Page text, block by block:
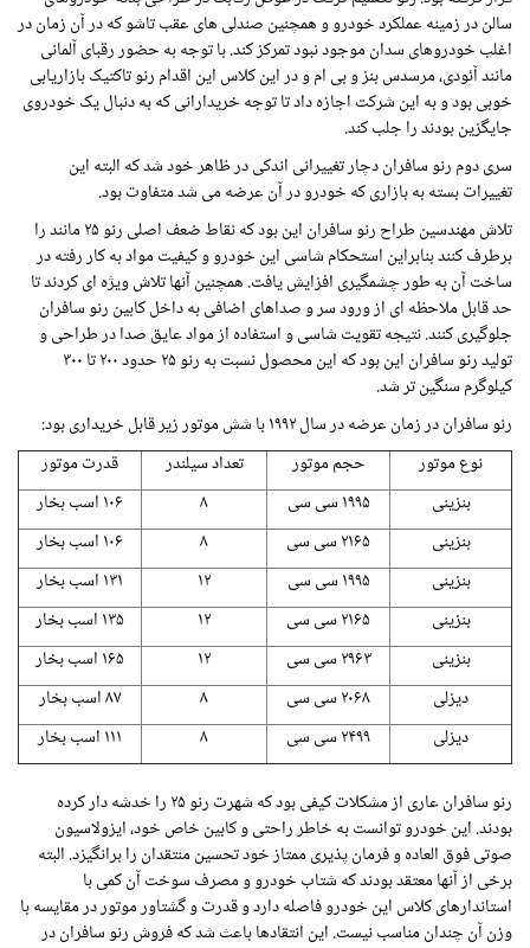
سالن در زمینه عملکرد خودرو و همچنین صندلی های عقب تاشو که در آن زمان در
اغلب خودروهای سدان موجود نبود تمرکز کند. با توجه به حضور رقبای آلمانی
مانند آئودی، مرسدس بنز و بی ام و در این کلاس این اقدام رنو تاکتیک بازاریابی
خوبی بود و به این شرکت اجازه داد تا توجه خریدارانی که به دنبال یک خودروی
جایگزین بودند را جلب کند.
سری دوم رنو سافران دچار تغییرانی اندکی در ظاهر خود شد که البته این
تغییرات بسته به بازاری که خودرو در آن عرضه می شد متفاوت بود.
تلاش مهندسین طراح رنو سافران این بود که نقاط ضعف اصلی رنو ۲۵ مانند را
برطرف کنند بنابراین استحکام شاسی این خودرو و کیفیت مواد به کار رفته در
ساخت آن به طور چشمگیری افزایش یافت. همچنین آنها تلاش ویژه ای کردند تا
حد قابل ملاحظه ای از ورود سر و صداهای اضافی به داخل کابین رنو سافران
جلوگیری کنند. نتیجه تقویت شاسی و استفاده از مواد عایق صدا در طراحی و
تولید رنو سافران این بود که این محصول نسبت به رنو ۲۵ حدود ۲۰۰ تا ۳۰۰
کیلوگرم سنگین تر شد.
رنو سافران در زمان عرضه در سال ۱۹۹۲ با شش موتور زیر قابل خریداری بود:
نوع موتور
حجم موتور تعداد سیلندر
قدرت موتور
بنزینی
۱۹۹۵ سی سی ۸
۱۰۶ اسب بخار
بنزینی
۲۱۶۵ سی سی ۸
۱۰۶ اسب بخار
بنزینی
۱۹۹۵ سی سی ۱۲
۱۳۱ اسب بخار
بنزینی
۲۱۶۵ سی سی ۱۲
۱۳۵ اسب بخار
بنزینی
۲۹۶۳ سی سی ۱۲
۱۶۵ اسب بخار
دیزلی
۲۰۶۸ سی سی ۸
۸۷ اسب بخار
دیزلی
۲۴۹۹ سی سی ۸ ۱۱۱ اسب بخار
رنو سافران عاری از مشکلات کیفی بود که شهرت رنو ۲۵ را خدشه دار کرده
بودند. این خودرو توانست به خاطر راحتی و کابین خاص خود، ایزولاسیون
صوتی فوق العاده و فرمان پذیری ممتاز خود تحسین منتقدان را برانگیزد. البته
برخی از آنها معتقد بودند که شتاب خودرو و مصرف سوخت آن کمی با
استاندارهای کلاس این خودرو فاصله دارد و قدرت و گشتاور موتور در مقایسه با
وزن آن چندان مناسب نیست. این انتقادها باعث شد که فروش رنو سافران در